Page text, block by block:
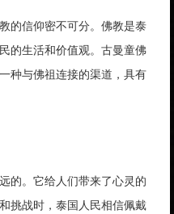
的信仰密不可分。佛教是泰
的生活和价值观。古曼童佛
种与佛祖连接的渠道，具有
的。它给人们带来了心灵的
挑战时，泰国人民相信佩戴